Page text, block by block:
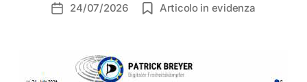
Data24/07/2026 Articolo in evidenza